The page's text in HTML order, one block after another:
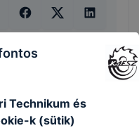
Technikum és
k (sütik)